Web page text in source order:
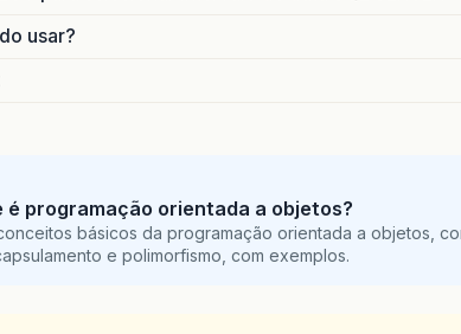
usar?
é programação orientada a objetos?
básicos da programação orientada a objetos,
e polimorfismo, com exemplos.